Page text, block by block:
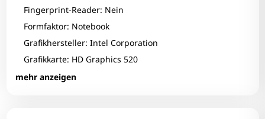
Fingerprint-Reader: Nein
Formfaktor: Notebook
Grafikhersteller: Intel Corporation
Grafikkarte: HD Graphics 520
mehr anzeigen
HDMI: 1